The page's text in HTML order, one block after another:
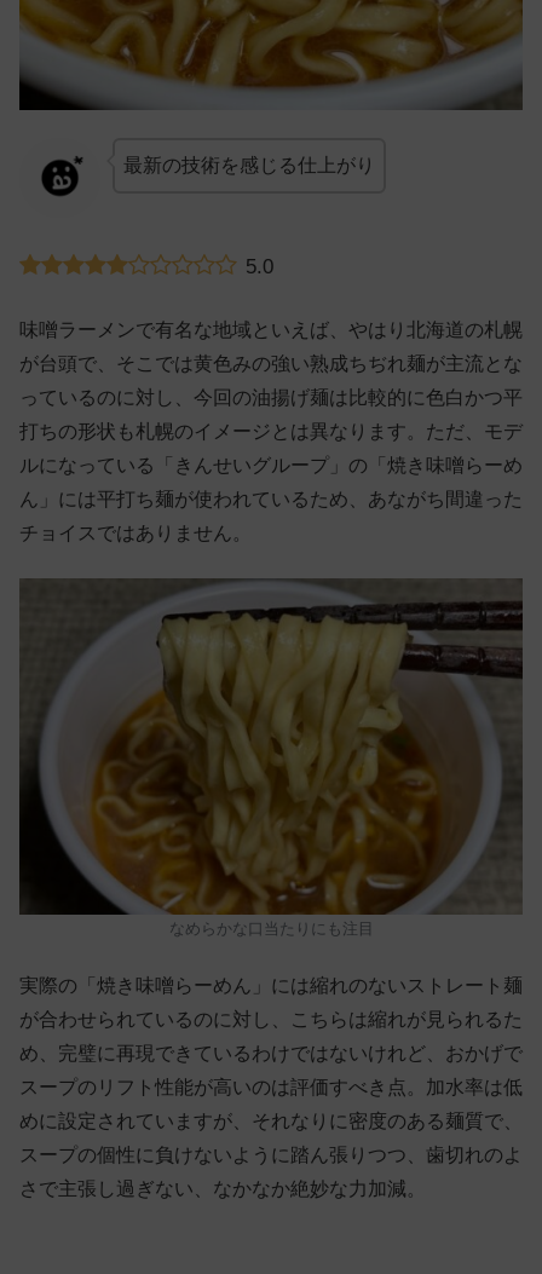
最新の技術を感じる仕上がり
5.0
味噌ラーメンで有名な地域といえば、やはり北海道の札幌
が台頭で、そこでは黄色みの強い熟成ちぢれ麺が主流とな
っているのに対し、今回の油揚げ麺は比較的に色白かつ平
打ちの形状も札幌のイメージとは異なります。ただ、モデ
ルになっている「きんせいグループ」の「焼き味噌らーめ
ん」には平打ち麺が使われているため、あながち間違った
チョイスではありません。
なめらかな口当たりにも注目
実際の「焼き味噌らーめん」には縮れのないストレート麺
が合わせられているのに対し、こちらは縮れが見られるた
め、完璧に再現できているわけではないけれど、おかげで
スープのリフト性能が高いのは評価すべき点。加水率は低
めに設定されていますが、それなりに密度のある麺質で、
スープの個性に負けないように踏ん張りつつ、歯切れのよ
さで主張し過ぎない、なかなか絶妙な力加減。